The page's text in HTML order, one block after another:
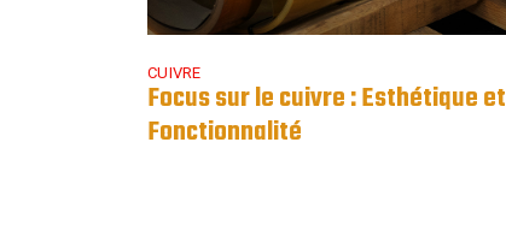
CUIVRE
Focus sur le cuivre : Esthétique et
Fonctionnalité